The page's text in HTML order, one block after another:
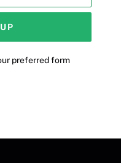
preferred form